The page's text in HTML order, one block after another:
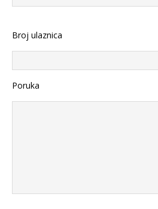
Broj ulaznica
Poruka